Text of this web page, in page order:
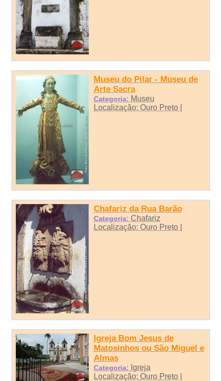
Museu do Pilar - Museu de
Arte Sacra
Categoria: Museu
Localização: Ouro Preto |
Chafariz da Rua Barão
Categoria: Chafariz
Localização: Ouro Preto |
Igreja Bom Jesus de
Matosinhos ou São Miguel e
Almas
Categoria: Igreja
Localização: Ouro Preto |